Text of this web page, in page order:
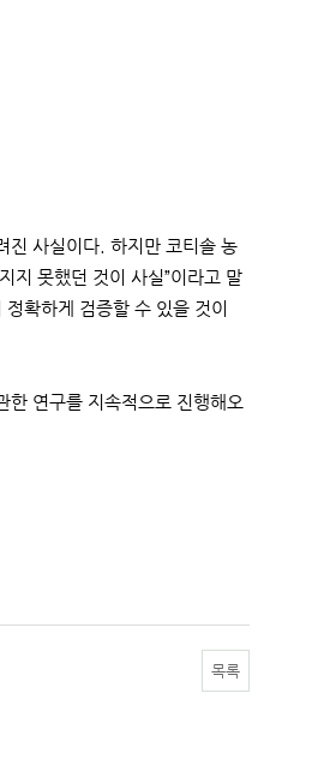
진 사실이다. 하지만 코티솔 농
지 못했던 것이 사실”이라고 말
확하게 검증할 수 있을 것이
한 연구를 지속적으로 진행해오
목록